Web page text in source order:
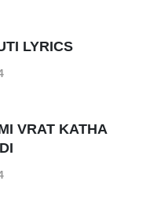
LYRICS
VRAT KATHA